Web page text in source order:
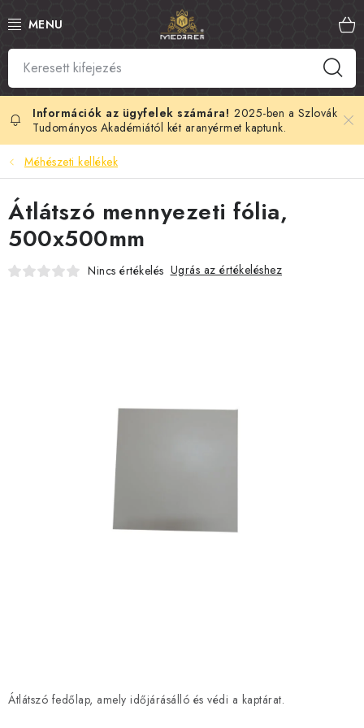
tartalomhoz
SZLOVÁK MÉZ
MANUKA MÉZ
MÉHPEMPŐ
PROPOLISZ
KIRÁLYI ZSELÉ
MÉHMÉREG
MÉZ AJÁNDÉKCSOMAGOK
A MÉHÉSZETI TERMÉKEK KIEGÉSZÍTŐI
IRODALOM - KÖNYVEK
2025-ben a Szlovák
Tudományos Akadémiától két aranyérmet kaptunk.
Méhészeti kellékek
Átlátszó fedőlap, amely időjárásálló és védi a kaptárat.
Átlátszó mennyezeti fólia,
500x500mm
Nincs értékelés Ugrás az értékeléshez